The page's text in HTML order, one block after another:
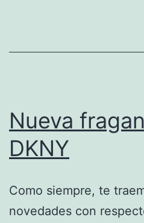
Nueva
DKNY
Como siempre, te
novedades con